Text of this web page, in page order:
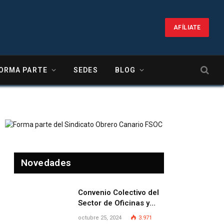
AFÍLIATE
PARTE SEDES BLOG
Novedades
Convenio Colectivo del
Sector de Oficinas y
Despachos de la
octubre 25, 2024 3.971